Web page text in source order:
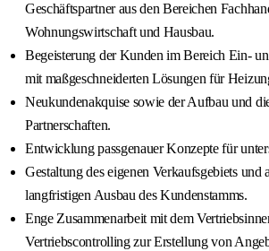
Geschäftspartner aus den Bereichen
Wohnungswirtschaft und Hausbau.
Begeisterung der Kunden im Bereich Ein-
mit maßgeschneiderten Lösungen für
Neukundenakquise sowie der Aufbau und
Partnerschaften.
Entwicklung passgenauer Konzepte für
Gestaltung des eigenen Verkaufsgebiets und
langfristigen Ausbau des Kundenstamms.
Enge Zusammenarbeit mit dem
Vertriebscontrolling zur Erstellung von